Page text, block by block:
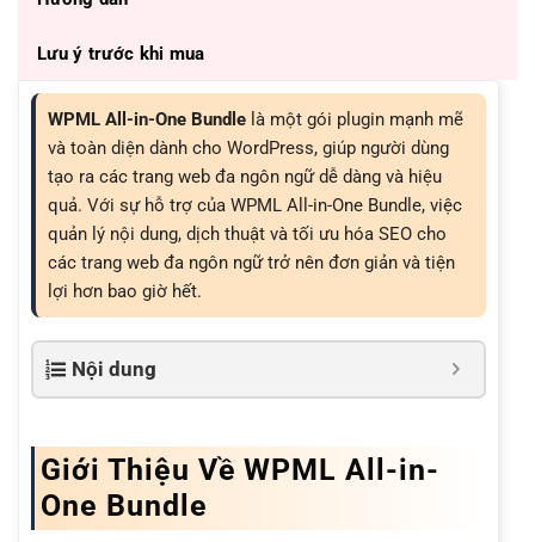
Lưu ý trước khi mua
WPML All-in-One Bundle là một gói plugin mạnh mẽ
và toàn diện dành cho WordPress, giúp người dùng
tạo ra các trang web đa ngôn ngữ dễ dàng và hiệu
quả. Với sự hỗ trợ của WPML All-in-One Bundle, việc
quản lý nội dung, dịch thuật và tối ưu hóa SEO cho
các trang web đa ngôn ngữ trở nên đơn giản và tiện
lợi hơn bao giờ hết.
Nội dung
Giới Thiệu Về WPML All-in-
One Bundle